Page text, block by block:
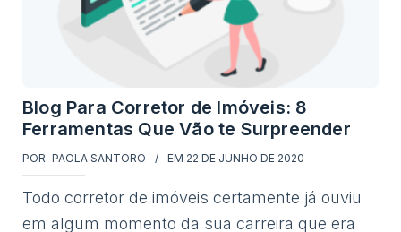
Blog Para Corretor de Imóveis: 8
Ferramentas Que Vão te Surpreender
POR: PAOLA SANTORO EM 22 DE JUNHO DE 2020
Todo corretor de imóveis certamente já ouviu
em algum momento da sua carreira que era